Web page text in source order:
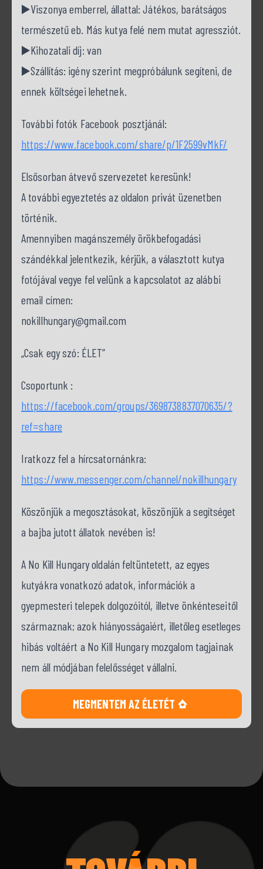
▶️Viszonya emberrel, állattal: Játékos, barátságos
természetű eb. Más kutya felé nem mutat agressziót.
▶️Kihozatali díj: van
▶️Szállítás: igény szerint megpróbálunk segíteni, de
ennek költségei lehetnek.
További fotók Facebook posztjánál:
https://www.facebook.com/share/p/1F2599vMkF/
Elsősorban átvevő szervezetet keresünk!
A további egyeztetés az oldalon privát üzenetben
történik.
Amennyiben magánszemély örökbefogadási
szándékkal jelentkezik, kérjük, a választott kutya
fotójával vegye fel velünk a kapcsolatot az alábbi
email címen:
nokillhungary@gmail.com
„Csak egy szó: ÉLET”
Csoportunk :
https://facebook.com/groups/3698738837070635/?
ref=share
Iratkozz fel a hírcsatornánkra:
https://www.messenger.com/channel/nokillhungary
Köszönjük a megosztásokat, köszönjük a segítséget
a bajba jutott állatok nevében is!
A No Kill Hungary oldalán feltüntetett, az egyes
kutyákra vonatkozó adatok, információk a
gyepmesteri telepek dolgozóitól, illetve önkénteseitől
származnak; azok hiányosságaiért, illetőleg esetleges
hibás voltáért a No Kill Hungary mozgalom tagjainak
nem áll módjában felelősséget vállalni.
MEGMENTEM AZ ÉLETÉT